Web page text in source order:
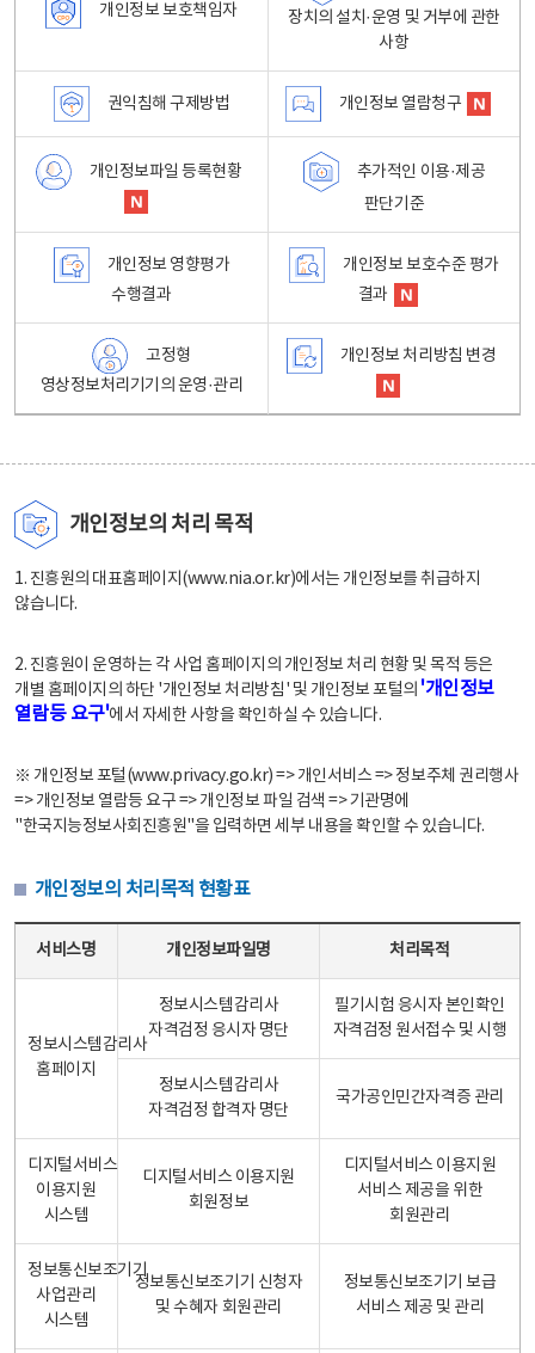
개인정보 보호책임자
장치의 설치·운영 및 거부에 관한
사항
권익침해 구제방법 개인정보 열람청구
개인정보파일 등록현황
추가적인 이용·제공
판단기준
개인정보 영향평가
수행결과
개인정보 보호수준 평가
결과
고정형
영상정보처리기기의 운영·관리
개인정보 처리방침 변경
개인정보의 처리 목적
1. 진흥원의 대표홈페이지(www.nia.or.kr)에서는 개인정보를 취급하지
않습니다.
2. 진흥원이 운영하는 각 사업 홈페이지의 개인정보 처리 현황 및 목적 등은
개별 홈페이지의 하단 '개인정보 처리방침' 및 개인정보 포털의 '개인정보
열람등 요구'에서 자세한 사항을 확인하실 수 있습니다.
※ 개인정보 포털(www.privacy.go.kr) => 개인서비스 => 정보주체 권리행사
=> 개인정보 열람등 요구 => 개인정보 파일 검색 => 기관명에
"한국지능정보사회진흥원"을 입력하면 세부 내용을 확인할 수 있습니다.
개인정보의 처리목적 현황표
서비스명 개인정보파일명 처리목적
정보시스템감리사
홈페이지
정보시스템감리사
자격검정 응시자 명단
필기시험 응시자 본인확인
자격검정 원서접수 및 시행
정보시스템감리사
자격검정 합격자 명단
국가공인민간자격증 관리
디지털서비스
이용지원
시스템
디지털서비스 이용지원
회원정보
디지털서비스 이용지원
서비스 제공을 위한
회원관리
정보통신보조기기
사업관리
시스템
정보통신보조기기 신청자
및 수혜자 회원관리
정보통신보조기기 보급
서비스 제공 및 관리